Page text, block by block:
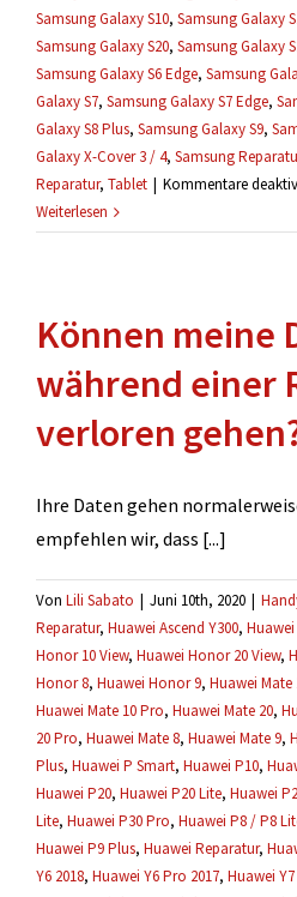
Samsung Galaxy S10, Samsung Galaxy
Samsung Galaxy S20, Samsung Galaxy
Samsung Galaxy S6 Edge, Samsung
Galaxy S7, Samsung Galaxy S7 Edge,
Galaxy S8 Plus, Samsung Galaxy S9,
Galaxy X-Cover 3 / 4, Samsung
Reparatur, Tablet | Kommentare
Weiterlesen
Können meine
während einer
verloren
Ihre Daten gehen
empfehlen wir, dass [...]
Von Lili Sabato | Juni 10th, 2020 |
Reparatur, Huawei Ascend Y300, Huawei
Honor 10 View, Huawei Honor 20 View,
Honor 8, Huawei Honor 9, Huawei Mate
Huawei Mate 10 Pro, Huawei Mate 20,
20 Pro, Huawei Mate 8, Huawei Mate 9,
Plus, Huawei P Smart, Huawei P10,
Huawei P20, Huawei P20 Lite, Huawei
Lite, Huawei P30 Pro, Huawei P8 / P8
Huawei P9 Plus, Huawei Reparatur,
Y6 2018, Huawei Y6 Pro 2017, Huawei Y7